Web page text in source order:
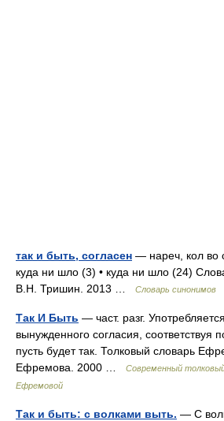
так и быть, согласен — нареч, кол во
куда ни шло (3) • куда ни шло (24)
В.Н. Тришин. 2013 …
Словарь синонимов
Так И Быть — част. разг.
вынужденного согласия, соответствуя
пусть будет так. Толковый словарь
Ефремова. 2000 …
Современный
Ефремовой
Так и быть: с волками выть. — С